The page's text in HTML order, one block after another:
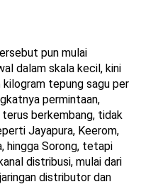
pun mulai
dalam skala kecil, kini
tepung sagu per
permintaan,
terus berkembang, tidak
Jayapura, Keerom,
hingga Sorong, tetapi
distribusi, mulai dari
distributor dan